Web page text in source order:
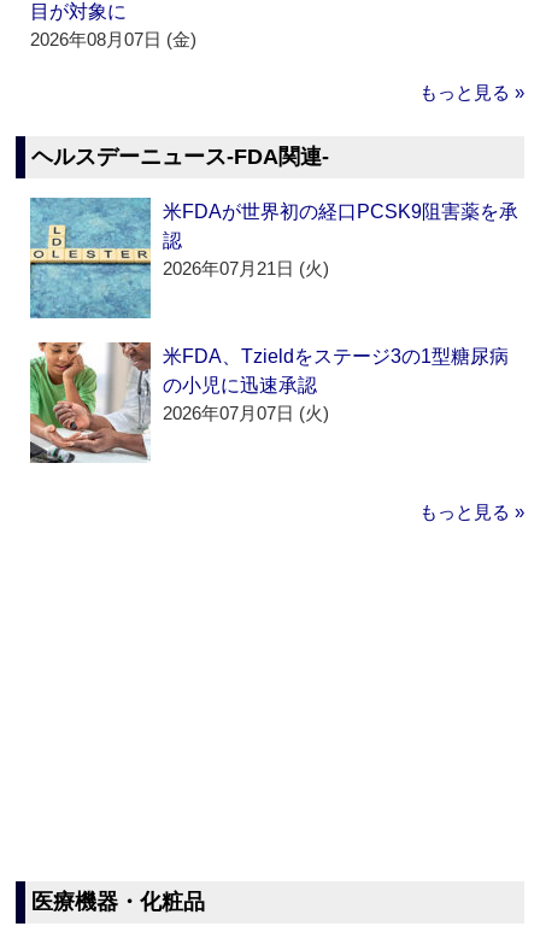
目が対象に
2026年08月07日 (金)
もっと見る »
ヘルスデーニュース‐FDA関連‐
米FDAが世界初の経口PCSK9阻害薬を承
認
2026年07月21日 (火)
米FDA、Tzieldをステージ3の1型糖尿病
の小児に迅速承認
2026年07月07日 (火)
もっと見る »
医療機器・化粧品